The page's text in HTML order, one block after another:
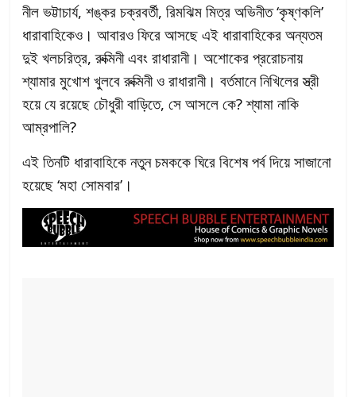
নীল ভট্টাচার্য, শঙ্কর চক্রবর্তী, রিমঝিম মিত্র অভিনীত ‘কৃষ্ণকলি’
ধারাবাহিকেও। আবারও ফিরে আসছে এই ধারাবাহিকের অন্যতম
দুই খলচরিত্র, রুক্মিনী এবং রাধারানী। অশোকের প্ররোচনায়
শ্যামার মুখোশ খুলবে রুক্মিনী ও রাধারানী। বর্তমানে নিখিলের স্ত্রী
হয়ে যে রয়েছে চৌধুরী বাড়িতে, সে আসলে কে? শ্যামা নাকি
আম্রপালি?
এই তিনটি ধারাবাহিকে নতুন চমককে ঘিরে বিশেষ পর্ব দিয়ে সাজানো
হয়েছে ‘মহা সোমবার’।